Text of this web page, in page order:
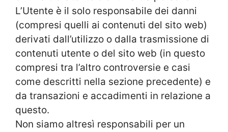
L’Utente è il solo responsabile dei danni
(compresi quelli ai contenuti del sito web)
derivati dall’utilizzo o dalla trasmissione di
contenuti utente o del sito web (in questo
compresi tra l’altro controversie e casi
come descritti nella sezione precedente) e
da transazioni e accadimenti in relazione a
questo.
Non siamo altresì responsabili per un